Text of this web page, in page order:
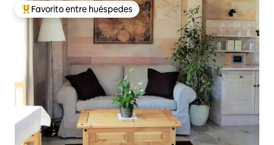
Favorito entre huéspedes preferido
Favorito entre huéspedes